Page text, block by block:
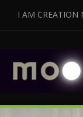
I AM CREATION